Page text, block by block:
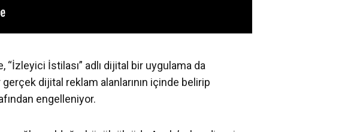
“İzleyici İstilası” adlı dijital bir uygulama da
dijital reklam alanlarının içinde belirip
engelleniyor.